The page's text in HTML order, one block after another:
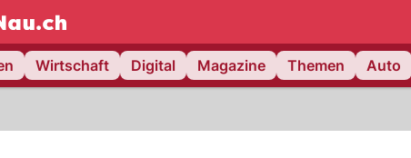
NAU.ch
Wirtschaft Digital Magazine Themen Auto